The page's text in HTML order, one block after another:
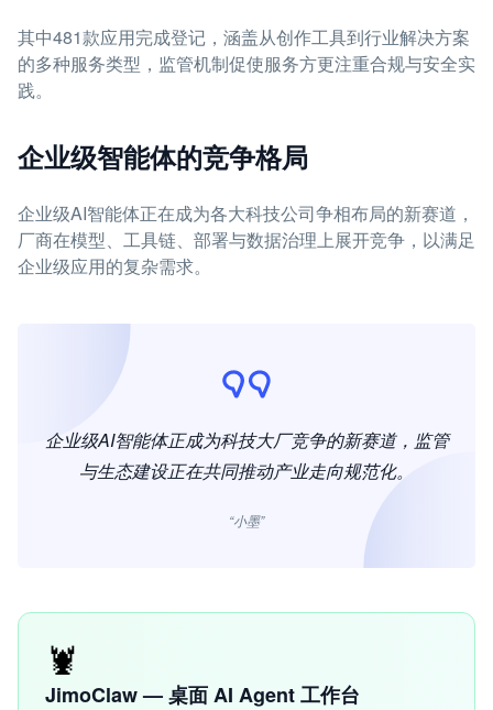
其中481款应用完成登记，涵盖从创作工具到行业解决方案
的多种服务类型，监管机制促使服务方更注重合规与安全实
践。
企业级智能体的竞争格局
企业级AI智能体正在成为各大科技公司争相布局的新赛道，
厂商在模型、工具链、部署与数据治理上展开竞争，以满足
企业级应用的复杂需求。
企业级AI智能体正成为科技大厂竞争的新赛道，监管
与生态建设正在共同推动产业走向规范化。
“小墨”
🦞
JimoClaw — 桌面 AI Agent 工作台